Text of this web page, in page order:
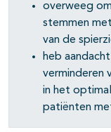
overweeg
stemmen
van de
heb
verminderen
in het
patiënten